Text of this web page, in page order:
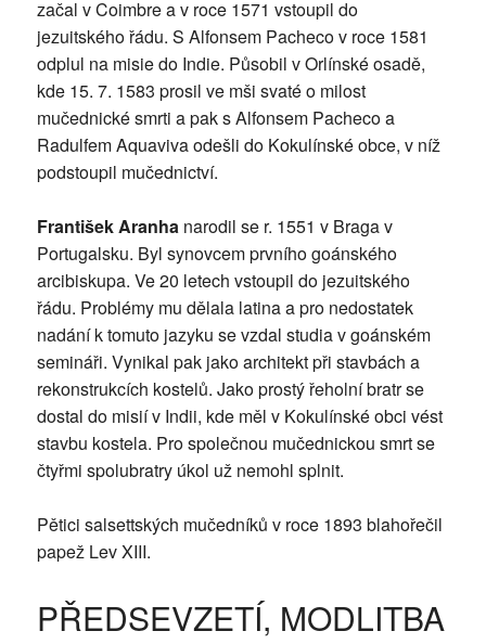
začal v Coimbre a v roce 1571 vstoupil do
jezuitského řádu. S Alfonsem Pacheco v roce 1581
odplul na misie do Indie. Působil v Orlínské osadě,
kde 15. 7. 1583 prosil ve mši svaté o milost
mučednické smrti a pak s Alfonsem Pacheco a
Radulfem Aquaviva odešli do Kokulínské obce, v níž
podstoupil mučednictví.
František Aranhanarodil se r. 1551 v Braga v
Portugalsku. Byl synovcem prvního goánského
arcibiskupa. Ve 20 letech vstoupil do jezuitského
řádu. Problémy mu dělala latina a pro nedostatek
nadání k tomuto jazyku se vzdal studia v goánském
semináři. Vynikal pak jako architekt při stavbách a
rekonstrukcích kostelů. Jako prostý řeholní bratr se
dostal do misií v Indii, kde měl v Kokulínské obci vést
stavbu kostela. Pro společnou mučednickou smrt se
čtyřmi spolubratry úkol už nemohl splnit.
Pětici salsettských mučedníků v roce 1893 blahořečil
papež Lev XIII.
PŘEDSEVZETÍ, MODLITBA